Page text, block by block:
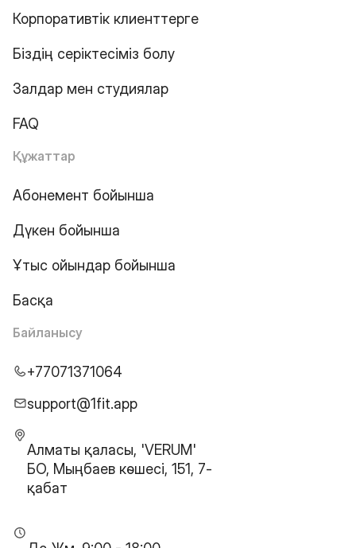
Корпоративтік клиенттерге
Біздің серіктесіміз болу
Залдар мен студиялар
FAQ
Құжаттар
Абонемент бойынша
Дүкен бойынша
Ұтыс ойындар бойынша
Басқа
Байланысу
+77071371064
support@1fit.app
Алматы қаласы, 'VERUM'
БО, Мыңбаев көшесі, 151, 7-
қабат